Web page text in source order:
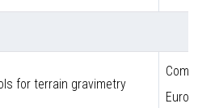
for terrain gravimetry